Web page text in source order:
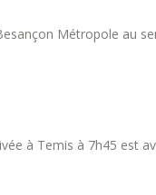
Métropole au
à Temis à 7h45 est